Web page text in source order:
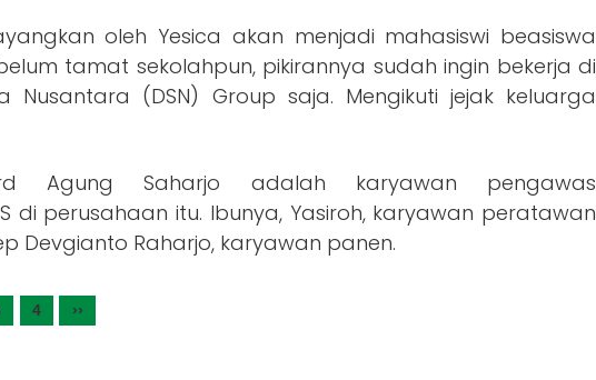
oleh Yesica akan menjadi mahasiswi beasiswa
tamat sekolahpun, pikirannya sudah ingin bekerja di
Nusantara (DSN) Group saja. Mengikuti jejak keluarga
Agung Saharjo adalah karyawan pengawas
di perusahaan itu. Ibunya, Yasiroh, karyawan peratawan
Devgianto Raharjo, karyawan panen.
4 ››